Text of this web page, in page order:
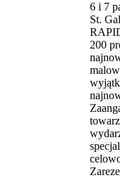
6 i 7
St.
200